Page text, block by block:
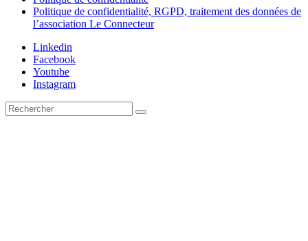
Politique de confidentialité, RGPD, traitement des données de
l’association Le Connecteur
Linkedin
Facebook
Youtube
Instagram